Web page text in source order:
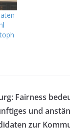
Fairness
und
zur